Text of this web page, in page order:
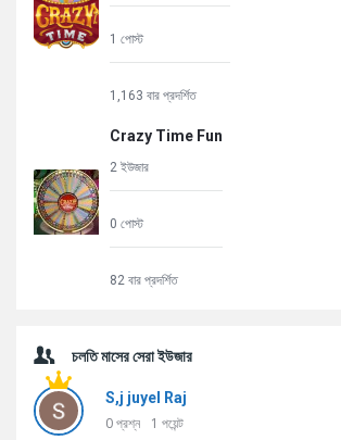
1 পোস্ট
1,163 বার প্রদর্শিত
Crazy Time Fun
2 ইউজার
0 পোস্ট
82 বার প্রদর্শিত
চলতি মাসের সেরা ইউজার
S,j juyel Raj
0প্রশ্ন 1 পয়েন্ট